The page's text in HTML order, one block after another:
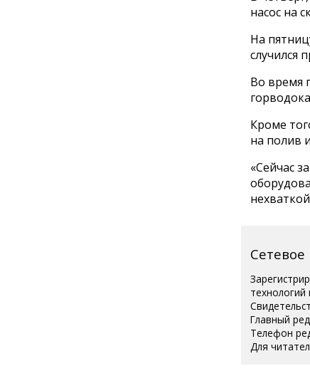
насос на
На
случился
Во время
Кроме
на полив
«Сейчас
Главный
Телефон
Для